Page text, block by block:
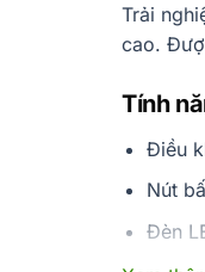
Trải
cao.
Tính
Điều
Nút
Đèn